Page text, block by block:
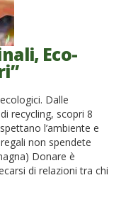
Eco-
Dalle
recycling, scopri 8
l’ambiente e
non spendete
Donare è
di relazioni tra chi